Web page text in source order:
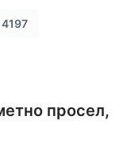
4197
просел,